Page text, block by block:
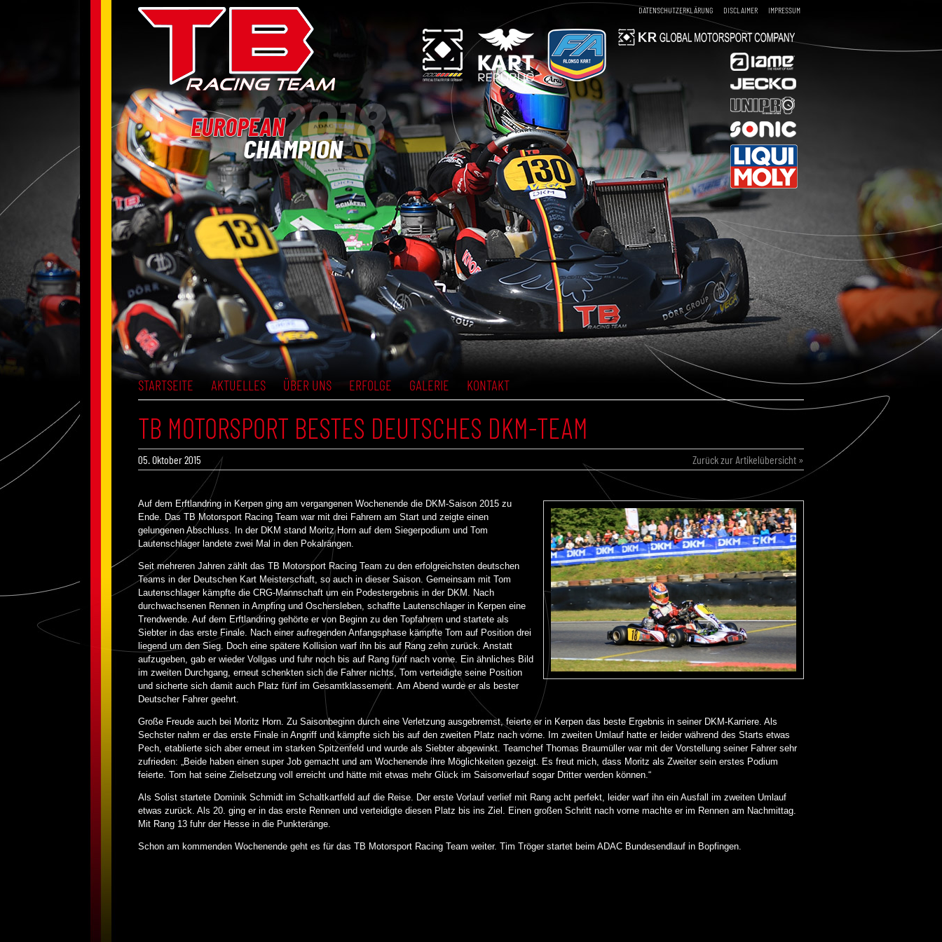
DATENSCHUTZERKLÄRUNG DISCLAIMER IMPRESSUM
STARTSEITE AKTUELLES ÜBER UNS ERFOLGE GALERIE KONTAKT
TB MOTORSPORT BESTES DEUTSCHES DKM-TEAM
05. Oktober 2015 Zurück zur Artikelübersicht »
Auf dem Erftlandring in Kerpen ging am vergangenen Wochenende die DKM-Saison 2015 zu
Ende. Das TB Motorsport Racing Team war mit drei Fahrern am Start und zeigte einen
gelungenen Abschluss. In der DKM stand Moritz Horn auf dem Siegerpodium und Tom
Lautenschlager landete zwei Mal in den Pokalrängen.
Seit mehreren Jahren zählt das TB Motorsport Racing Team zu den erfolgreichsten deutschen
Teams in der Deutschen Kart Meisterschaft, so auch in dieser Saison. Gemeinsam mit Tom
Lautenschlager kämpfte die CRG-Mannschaft um ein Podestergebnis in der DKM. Nach
durchwachsenen Rennen in Ampfing und Oschersleben, schaffte Lautenschlager in Kerpen eine
Trendwende. Auf dem Erftlandring gehörte er von Beginn zu den Topfahrern und startete als
Siebter in das erste Finale. Nach einer aufregenden Anfangsphase kämpfte Tom auf Position drei
liegend um den Sieg. Doch eine spätere Kollision warf ihn bis auf Rang zehn zurück. Anstatt
aufzugeben, gab er wieder Vollgas und fuhr noch bis auf Rang fünf nach vorne. Ein ähnliches Bild
im zweiten Durchgang, erneut schenkten sich die Fahrer nichts, Tom verteidigte seine Position
und sicherte sich damit auch Platz fünf im Gesamtklassement. Am Abend wurde er als bester
Deutscher Fahrer geehrt.
Große Freude auch bei Moritz Horn. Zu Saisonbeginn durch eine Verletzung ausgebremst, feierte er in Kerpen das beste Ergebnis in seiner DKM-Karriere. Als
Sechster nahm er das erste Finale in Angriff und kämpfte sich bis auf den zweiten Platz nach vorne. Im zweiten Umlauf hatte er leider während des Starts etwas
Pech, etablierte sich aber erneut im starken Spitzenfeld und wurde als Siebter abgewinkt. Teamchef Thomas Braumüller war mit der Vorstellung seiner Fahrer sehr
zufrieden: „Beide haben einen super Job gemacht und am Wochenende ihre Möglichkeiten gezeigt. Es freut mich, dass Moritz als Zweiter sein erstes Podium
feierte. Tom hat seine Zielsetzung voll erreicht und hätte mit etwas mehr Glück im Saisonverlauf sogar Dritter werden können.“
Als Solist startete Dominik Schmidt im Schaltkartfeld auf die Reise. Der erste Vorlauf verlief mit Rang acht perfekt, leider warf ihn ein Ausfall im zweiten Umlauf
etwas zurück. Als 20. ging er in das erste Rennen und verteidigte diesen Platz bis ins Ziel. Einen großen Schritt nach vorne machte er im Rennen am Nachmittag.
Mit Rang 13 fuhr der Hesse in die Punkteränge.
Schon am kommenden Wochenende geht es für das TB Motorsport Racing Team weiter. Tim Tröger startet beim ADAC Bundesendlauf in Bopfingen.